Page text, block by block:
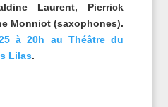
Laurent, Pierrick
Monniot (saxophones).
à 20h au Théâtre du
Lilas.